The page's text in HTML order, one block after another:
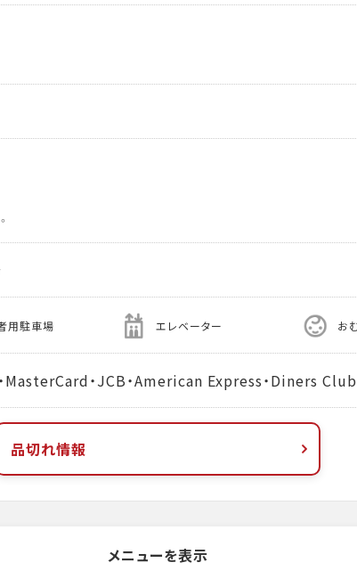
用駐車場 エレベーター お
MasterCard・JCB・American Express・Diners Club
品切れ情報
メニューを表示